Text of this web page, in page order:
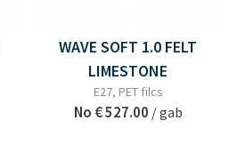
WAVE SOFT 1.0 FELT
LIMESTONE
E27, PET filcs
No € 527.00 / gab